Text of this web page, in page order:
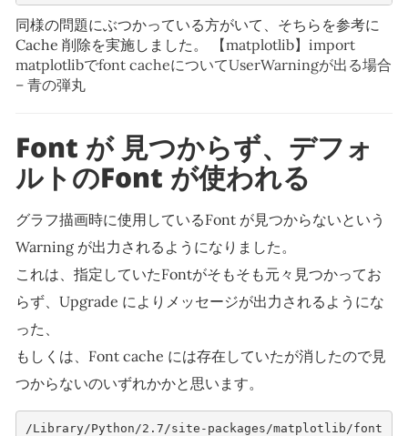
同様の問題にぶつかっている方がいて、そちらを参考に
Cache 削除を実施しました。
【matplotlib】import
matplotlibでfont cacheについてUserWarningが出る場合
– 青の弾丸
Font が 見つからず、デフォ
ルトのFont が使われる
グラフ描画時に使用しているFont が見つからないという
Warning が出力されるようになりました。
これは、指定していたFontがそもそも元々見つかってお
らず、Upgrade によりメッセージが出力されるようにな
った、
もしくは、Font cache には存在していたが消したので見
つからないのいずれかかと思います。
/Library/Python/2.7/site-packages/matplotlib/font